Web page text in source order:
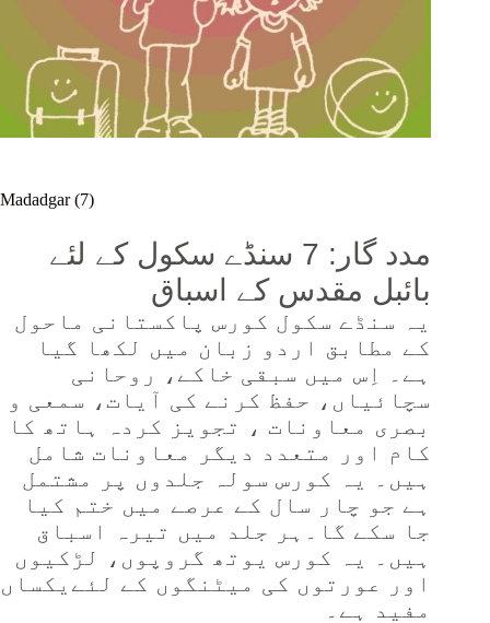
Madadgar (7)
مدد گار: 7 سنڈے سکول کے لئے
بائبل مقدس کے اسباق
یہ سنڈے سکول کورس پاکستانی ماحول
کے مطابق اردو زبان میں لکھا گیا
ہے۔ اِس میں سبقی خاکے، روحانی
سچائیاں، حفظ کرنے کی آیات، سمعی و
بصری معاونات ، تجویز کردہ ہاتھ کا
کام اور متعدد دیگر معاونات شامل
ہیں۔ یہ کورس سولہ جلدوں پر مشتمل
ہے جو چار سال کے عرصے میں ختم کیا
جا سکے گا۔ہر جلد میں تیرہ اسباق
ہیں۔ یہ کورس یوتھ گروپوں، لڑکیوں
اور عورتوں کی میٹنگوں کے لئےیکساں
مفید ہے۔